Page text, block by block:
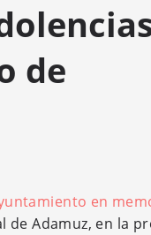
de
en
Adamuz, en la